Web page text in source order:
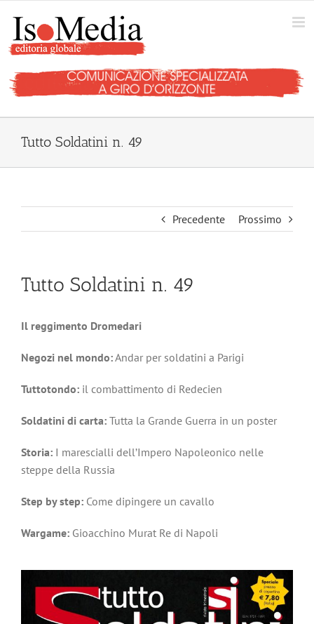
contenuto
Tutto Soldatini n. 49
Precedente Prossimo
Tutto Soldatini n. 49
Il reggimento Dromedari
Negozi nel mondo:Andar per soldatini a Parigi
Tuttotondo: il combattimento di Redecien
Soldatini di carta: Tutta la Grande Guerra in un poster
Storia: I marescialli dell’Impero Napoleonico nelle
steppe della Russia
Step by step: Come dipingere un cavallo
Wargame: Gioacchino Murat Re di Napoli